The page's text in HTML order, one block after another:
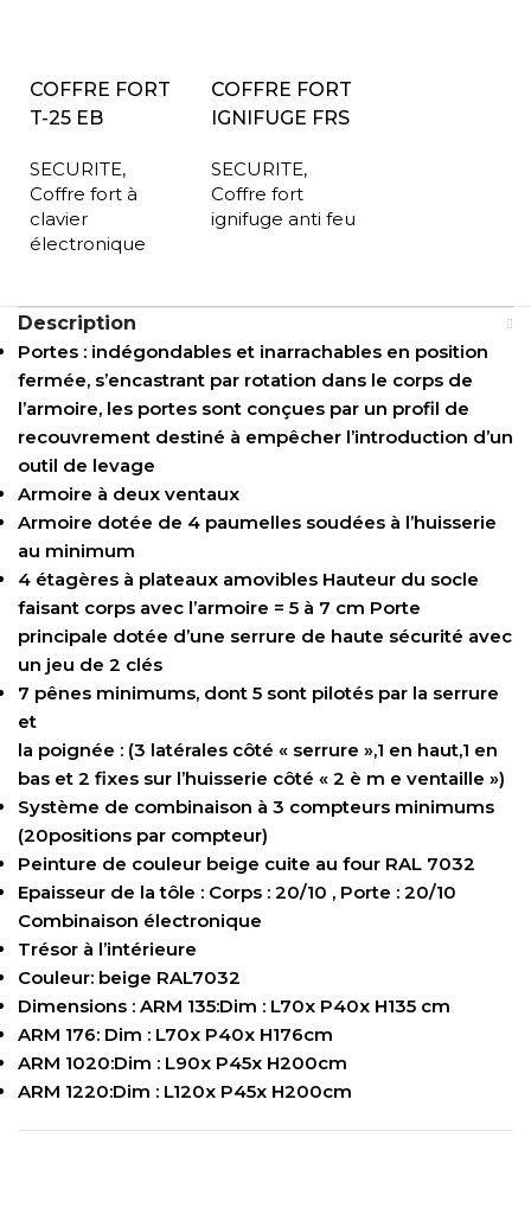
COFFRE FORT
T-25 EB
SECURITE,
Coffre fort à
clavier
électronique
COFFRE FORT
IGNIFUGE FRS
SECURITE,
Coffre fort
ignifuge anti feu
Description
Portes : indégondables et inarrachables en position
fermée, s’encastrant par rotation dans le corps de
l’armoire, les portes sont conçues par un profil de
recouvrement destiné à empêcher l’introduction d’un
outil de levage
Armoire à deux ventaux
Armoire dotée de 4 paumelles soudées à l’huisserie
au minimum
4 étagères à plateaux amovibles Hauteur du socle
faisant corps avec l’armoire = 5 à 7 cm Porte
principale dotée d’une serrure de haute sécurité avec
un jeu de 2 clés
7 pênes minimums, dont 5 sont pilotés par la serrure
et
la poignée : (3 latérales côté « serrure »,1 en haut,1 en
bas et 2 fixes sur l’huisserie côté « 2 è m e ventaille »)
Système de combinaison à 3 compteurs minimums
(20positions par compteur)
Peinture de couleur beige cuite au four RAL 7032
Epaisseur de la tôle : Corps : 20/10 , Porte : 20/10
Combinaison électronique
Trésor à l’intérieure
Couleur: beige RAL7032
Dimensions : ARM 135:Dim : L70x P40x H135 cm
ARM 176: Dim : L70x P40x H176cm
ARM 1020:Dim : L90x P45x H200cm
ARM 1220:Dim : L120x P45x H200cm